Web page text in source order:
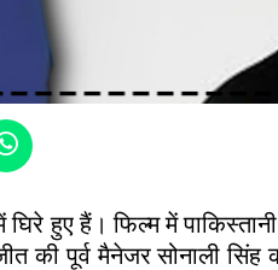
घिरे हुए हैं। फिल्म में
पूर्व मैनेजर सोनाली सिंह